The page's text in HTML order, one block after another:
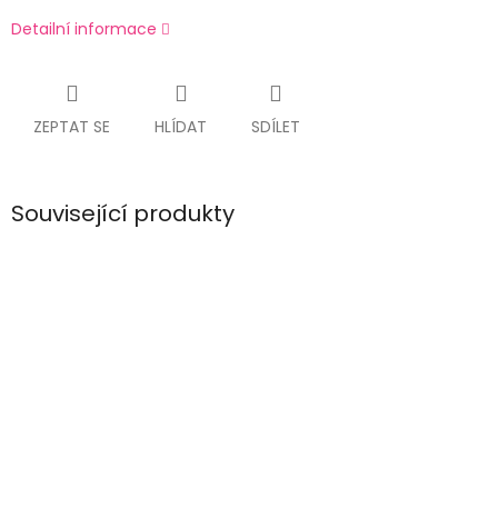
Detailní informace
ZEPTAT SE HLÍDAT SDÍLET
Související produkty